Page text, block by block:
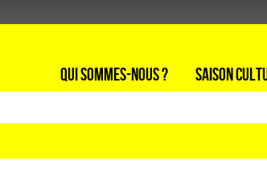
Qui sommes-nous ? Saison